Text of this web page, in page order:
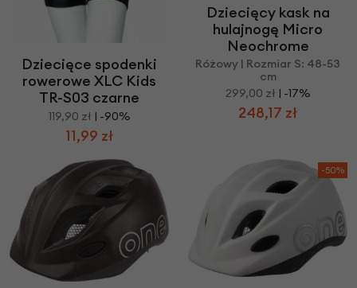
Dziecięce spodenki
rowerowe XLC Kids
TR-S03 czarne
119,90 zł | -90%
11,99 zł
Dziecięcy kask na
hulajnogę Micro
Neochrome
Różowy | Rozmiar S: 48-53
cm
299,00 zł | -17%
248,17 zł
-50%